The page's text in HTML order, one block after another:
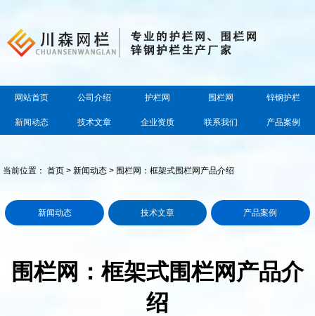
网站首页 公司介绍 护栏网 围栏网 锌钢护栏
新闻动态 技术文章 企业资质 联系我们 产品案例
当前位置：首页 >新闻动态 > 围栏网：框架式围栏网产品介绍
新闻动态 技术文章 产品案例
围栏网：框架式围栏网产品介
绍